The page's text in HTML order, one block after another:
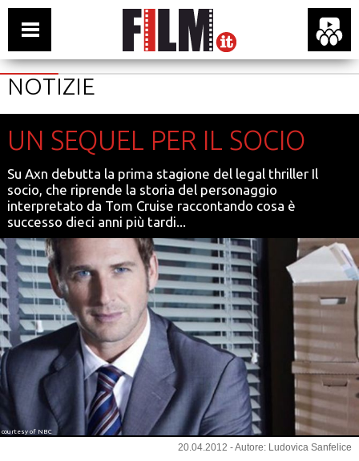
NOTIZIE
UN SEQUEL PER IL SOCIO
Su Axn debutta la prima stagione del legal thriller Il
socio, che riprende la storia del personaggio
interpretato da Tom Cruise raccontando cosa è
successo dieci anni più tardi...
courtesy of NBC
20.04.2012 - Autore: Ludovica Sanfelice